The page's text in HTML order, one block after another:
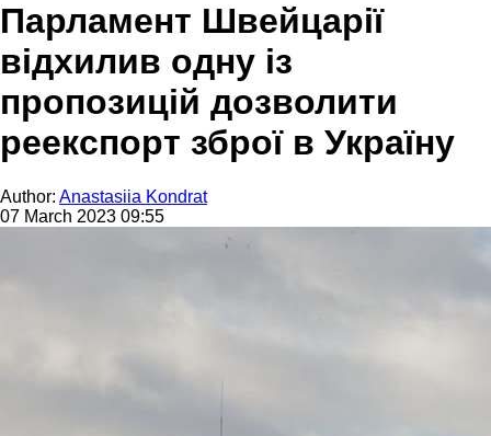
Парламент Швейцарії
відхилив одну із
пропозицій дозволити
реекспорт зброї в Україну
Author: Anastasiia Kondrat
07 March 2023 09:55